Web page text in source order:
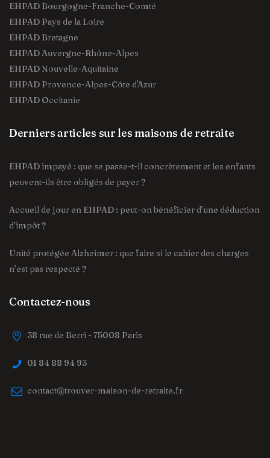
EHPAD Bourgogne-Franche-Comté
EHPAD Pays de la Loire
EHPAD Bretagne
EHPAD Auvergne-Rhône-Alpes
EHPAD Nouvelle-Aquitaine
EHPAD Provence-Alpes-Côte d'Azur
EHPAD Occitanie
Derniers articles sur les maisons de retraite
EHPAD impayé : que se passe-t-il concrètement et les enfants
peuvent-ils être obligés de payer ?
Accueil de jour en EHPAD : peut-on bénéficier d’une déduction
d’impôt ?
Unité protégée Alzheimer : que faire si le cahier des charges
n’est pas respecté ?
Contactez-nous
38 rue de Berri - 75008 Paris
01 84 88 94 93
contact@trouver-maison-de-retraite.fr